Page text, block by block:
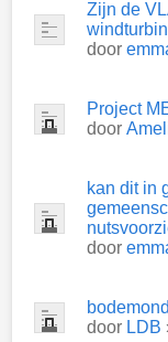
Zijn de
door
Project
door
kan dit in
door
door LDB